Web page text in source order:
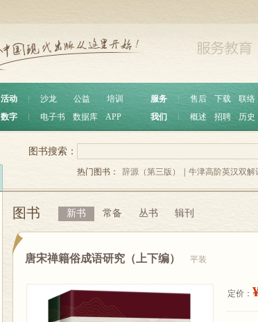
活动 沙龙 公益
培训
数字
电子书 数据库 APP
服务 ︱ 售后 下载
联络
我们
概述 招聘 历史
图书搜索：
热门图书： 辞源（第三版） 牛津高阶英汉双解
图书 新书 常备 丛书 辑刊
唐宋禅籍俗成语研究（上下编） 平装
定价：